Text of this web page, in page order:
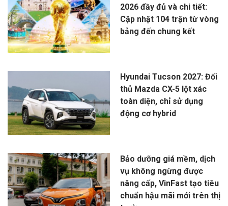
2026 đầy đủ và chi tiết:
Cập nhật 104 trận từ vòng
bảng đến chung kết
Hyundai Tucson 2027: Đối
thủ Mazda CX-5 lột xác
toàn diện, chỉ sử dụng
động cơ hybrid
Bảo dưỡng giá mềm, dịch
vụ không ngừng được
nâng cấp, VinFast tạo tiêu
chuẩn hậu mãi mới trên thị